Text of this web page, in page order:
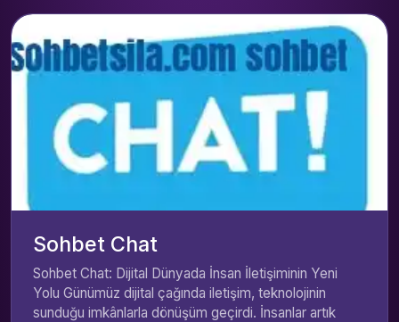
Sohbet Chat
Sohbet Chat: Dijital Dünyada İnsan İletişiminin Yeni
Yolu Günümüz dijital çağında iletişim, teknolojinin
sunduğu imkânlarla dönüşüm geçirdi. İnsanlar artık